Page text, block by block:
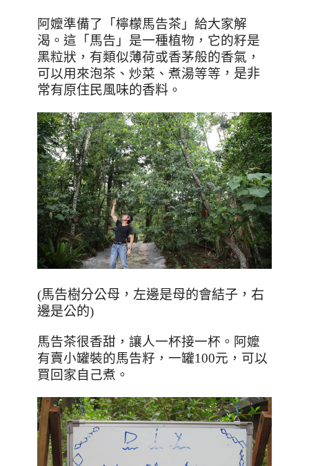
阿嬤準備了 「檸檬馬告茶」給大家解
渴。這「馬告」是一種植物，它的籽是
黑粒狀，有類似薄荷或香茅般的香氣，
可以用來泡茶、炒菜、煮湯等等 ，是非
常有原住民風味的香料 。
(馬告樹分公母，左邊是母的會結子，右
邊是公的)
馬告茶很香甜，讓人一杯接一杯。阿嬤
有賣小罐裝的馬告籽，一罐100元，可以
買回家自己煮。